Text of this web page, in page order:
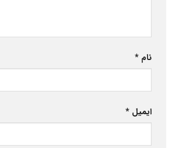
نام *
ایمیل *